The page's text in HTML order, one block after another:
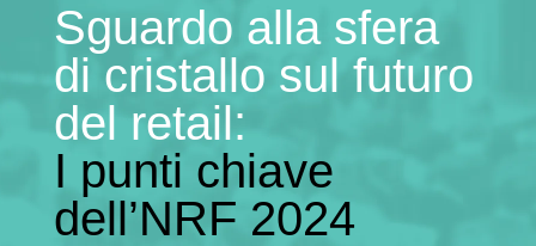
Sguardo alla sfera
di cristallo sul futuro
del retail:
I punti chiave
dell’NRF 2024